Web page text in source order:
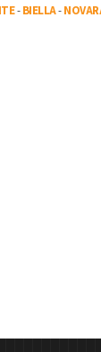
-BIELLA-